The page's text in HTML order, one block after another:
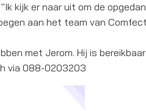
kijk er naar uit om de
aan het team van
met Jerom. Hij is
via 088-0203203